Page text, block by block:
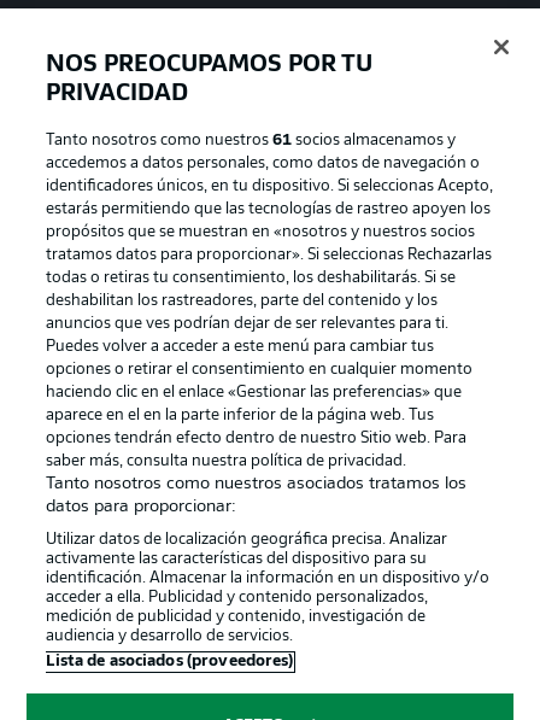
Publicidad Aviso legal
Gestionar las preferencias Declaracion de privacidad
Canales Trabajos
Jugadores Condiciones de uso
Sello Editorial Contacto
© 2026 Bundesliga-Gruppe GmbH
Elegir idioma
NOS PREOCUPAMOS POR TU
PRIVACIDAD
Tanto nosotros como nuestros61 socios almacenamos y
accedemos a datos personales, como datos de navegación o
identificadores únicos, en tu dispositivo. Si seleccionas Acepto,
estarás permitiendo que las tecnologías de rastreo apoyen los
propósitos que se muestran en «nosotros y nuestros socios
tratamos datos para proporcionar». Si seleccionas Rechazarlas
todas o retiras tu consentimiento, los deshabilitarás. Si se
deshabilitan los rastreadores, parte del contenido y los
anuncios que ves podrían dejar de ser relevantes para ti.
Puedes volver a acceder a este menú para cambiar tus
opciones o retirar el consentimiento en cualquier momento
haciendo clic en el enlace «Gestionar las preferencias» que
aparece en el en la parte inferior de la página web. Tus
opciones tendrán efecto dentro de nuestro Sitio web. Para
saber más, consulta nuestra política de privacidad.
Tanto nosotros como nuestros asociados tratamos los
datos para proporcionar:
Utilizar datos de localización geográfica precisa. Analizar
activamente las características del dispositivo para su
identificación. Almacenar la información en un dispositivo y/o
acceder a ella. Publicidad y contenido personalizados,
medición de publicidad y contenido, investigación de
audiencia y desarrollo de servicios.
Lista de asociados (proveedores)